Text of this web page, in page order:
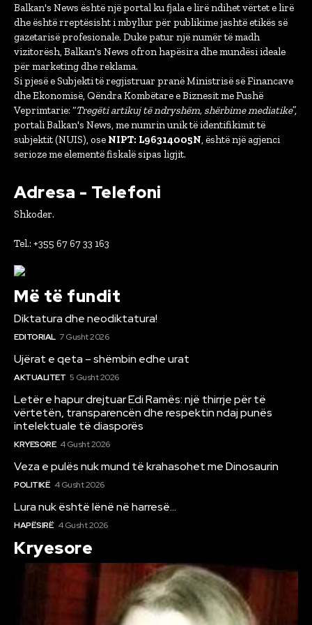
Balkan's News është një portal ku fjala e lirë ndihet vërtet e lirë
dhe është rreptësisht i mbyllur për publikime jashtë etikës së
gazetarisë profesionale. Duke patur një numër të madh
vizitorësh, Balkan's News ofron hapësira dhe mundësi ideale
për marketing dhe reklama.
Si pjesë e Subjekti të regjistruar pranë Ministrisë së Financave
dhe Ekonomisë, Qëndra Kombëtare e Biznesit me Fushë
Veprimtarie: “Tregëti artikuj të ndryshëm, shërbime mediatike”,
portali Balkan's News, me numrin unik të identifikimit të
subjektit (NUIS), ose NIPT: L96314005N, është një agjenci
serioze me elementë fiskalë sipas ligjit.
Adresa - Telefoni
Shkoder.
Tel.: +355 67 67 33 163
Më të fundit
Diktatura dhe neodiktatura!
EDITORIAL 7 Gusht 2026
Ujërat e qeta – shëmbin edhe urat
AKTUALITET 5 Gusht 2026
Letër e hapur drejtuar Edi Ramës: një thirrje për të
vërtetën, transparencën dhe respektin ndaj punës
intelektuale të diasporës
KRYESORE 4 Gusht 2026
Veza e pulës nuk mund të krahasohet me Dinosaurin
POLITIKË 4 Gusht 2026
Lura nuk është lënë në harresë…
HAPËSIRË 4 Gusht 2026
Kryesore